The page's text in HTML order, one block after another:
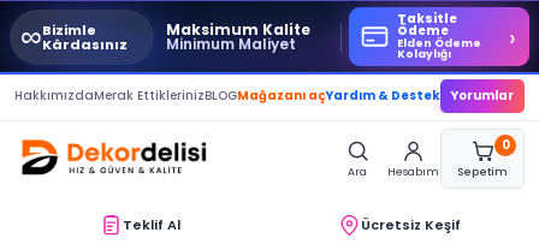
∞Bizimle
Kârdasınız
Maksimum Kalite
Minimum Maliyet
Taksitle
Ödeme
Elden Ödeme
Kolaylığı
›
HakkımızdaMerak EttiklerinizBLOGMağazanı açYardım & Destek Yorumlar
Ara Hesabım
0
Sepetim
Teklif Al Ücretsiz Keşif